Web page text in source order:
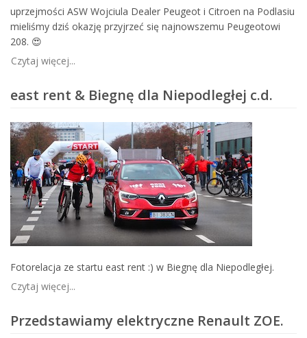
aut
osobowych,
posiadamy
najwjększy
dostępnych
wypożyczenia
Białymstoku.
uprzejmości ASW Wojciula Dealer Peugeot i Citroen na Podlasiu
mieliśmy dziś okazję przyjrzeć się najnowszemu Peugeotowi
208. 😍
Czytaj więcej...
east rent & Biegnę dla Niepodległej c.d.
Fotorelacja ze startu east rent :) w Biegnę dla Niepodległej.
Czytaj więcej...
Przedstawiamy elektryczne Renault ZOE.